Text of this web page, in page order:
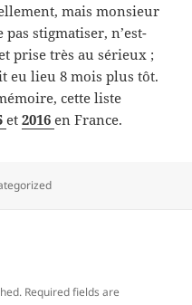
mais monsieur
stigmatiser, n’est-
prise très au sérieux ;
eu lieu 8 mois plus tôt.
cette liste
et2016en France.
Required fields are